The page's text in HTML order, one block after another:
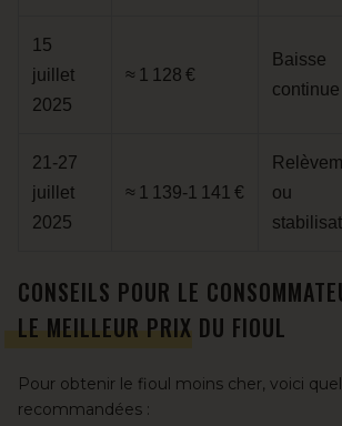
15
juillet
2025
≈ 1 128 €
Baisse
continue
21‑27
juillet
2025
≈ 1 139‑1 141 €
ou
CONSEILS POUR LE
LE MEILLEUR PRIX DU FIOUL
Pour obtenir le fioul moins cher, voici
recommandées :